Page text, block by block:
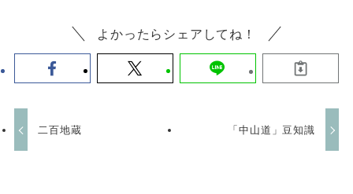
よかったらシェアしてね！
二百地蔵 「中山道」豆知識